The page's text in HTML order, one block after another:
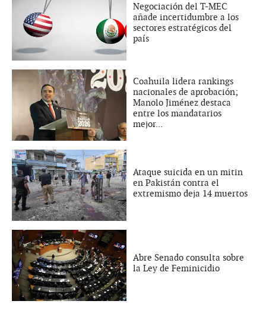
Negociación del T-MEC
añade incertidumbre a los
sectores estratégicos del
país
Coahuila lidera rankings
nacionales de aprobación;
Manolo Jiménez destaca
entre los mandatarios
mejor...
Ataque suicida en un mitin
en Pakistán contra el
extremismo deja 14 muertos
Abre Senado consulta sobre
la Ley de Feminicidio